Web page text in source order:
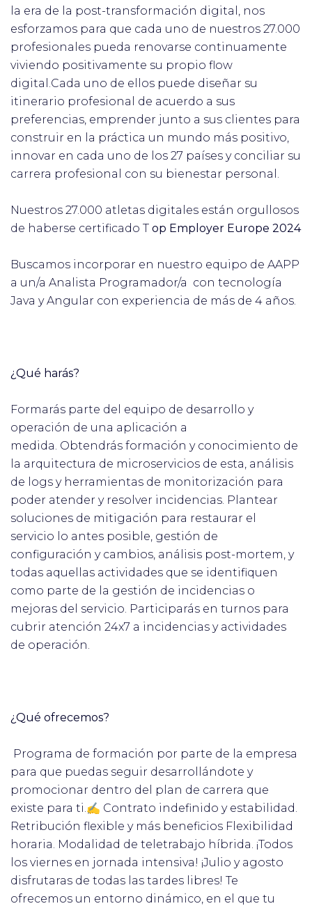
la era de la post-transformación digital, nos
esforzamos para que cada uno de nuestros 27.000
profesionales pueda renovarse continuamente
viviendo positivamente su propio flow
digital.Cada uno de ellos puede diseñar su
itinerario profesional de acuerdo a sus
preferencias, emprender junto a sus clientes para
construir en la práctica un mundo más positivo,
innovar en cada uno de los 27 países y conciliar su
carrera profesional con su bienestar personal.
Nuestros 27.000 atletas digitales están orgullosos
de haberse certificado T op Employer Europe 2024
Buscamos incorporar en nuestro equipo de AAPP
a un/a Analista Programador/a con tecnología
Java y Angular con experiencia de más de 4 años.
¿Qué harás?
Formarás parte del equipo de desarrollo y
operación de una aplicación a
medida. Obtendrás formación y conocimiento de
la arquitectura de microservicios de esta, análisis
de logs y herramientas de monitorización para
poder atender y resolver incidencias. Plantear
soluciones de mitigación para restaurar el
servicio lo antes posible, gestión de
configuración y cambios, análisis post-mortem, y
todas aquellas actividades que se identifiquen
como parte de la gestión de incidencias o
mejoras del servicio. Participarás en turnos para
cubrir atención 24x7 a incidencias y actividades
de operación.
¿Qué ofrecemos?
‍ Programa de formación por parte de la empresa
para que puedas seguir desarrollándote y
promocionar dentro del plan de carrera que
existe para ti.✍ Contrato indefinido y estabilidad.
Retribución flexible y más beneficios Flexibilidad
horaria. Modalidad de teletrabajo híbrida. ¡Todos
los viernes en jornada intensiva!️ ¡Julio y agosto
disfrutaras de todas las tardes libres! Te
ofrecemos un entorno dinámico, en el que tu